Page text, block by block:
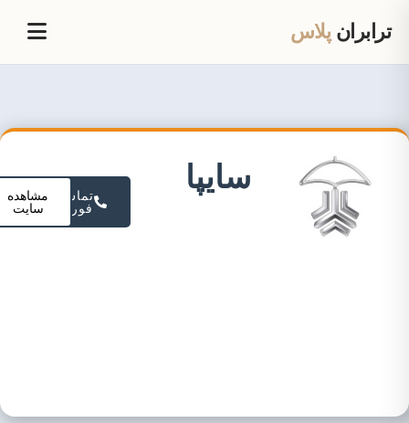
ترابرانپلاس
سایپا
تماس
فوری
مشاهده
سایت